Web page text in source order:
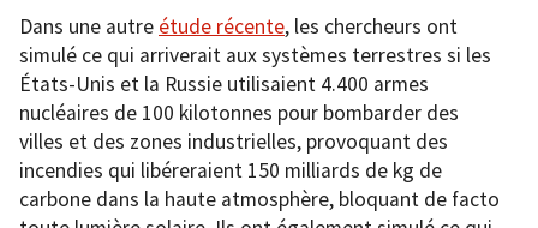
Dans une autre étude récente, les chercheurs ont
simulé ce qui arriverait aux systèmes terrestres si les
États-Unis et la Russie utilisaient 4.400 armes
nucléaires de 100 kilotonnes pour bombarder des
villes et des zones industrielles, provoquant des
incendies qui libéreraient 150 milliards de kg de
carbone dans la haute atmosphère, bloquant de facto